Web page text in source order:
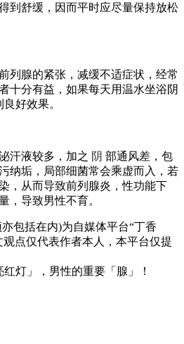
到舒缓，因而平时应尽量保持放松
列腺的紧张，减缓不适症状，经常
十分有益，如果每天用温水坐浴阴
好效果。
汗液较多，加之 阴 部通风差，包
纳垢，局部细菌常会乘虚而入，若
，从而导致前列腺炎，性功能下
，导致男性不育。
包括在内)为自媒体平台“丁香
点仅代表作者本人，本平台仅提
灯」，男性的重要「腺」！